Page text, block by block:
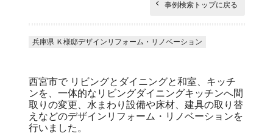
事例検索トップに戻る
兵庫県 Ｋ様邸デザインリフォーム・リノベーション
西宮市で リビングとダイニングと和室、キッチ
ンを、一体的なリビングダイニングキッチンへ間
取りの変更、水まわり設備や床材、建具の取り替
えなどのデザインリフォーム・リノベーションを
行いました。